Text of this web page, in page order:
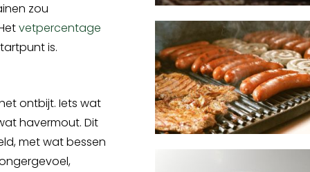
zou
vetpercentage
is.
ontbijt. Iets wat
havermout. Dit
met wat bessen